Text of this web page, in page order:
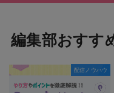
編集部おすす
配信ノウハウ